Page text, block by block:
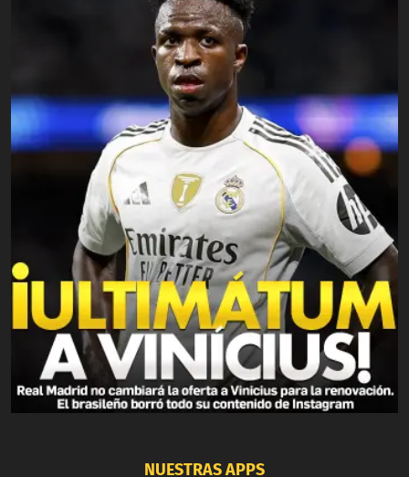
NUESTRAS APPS